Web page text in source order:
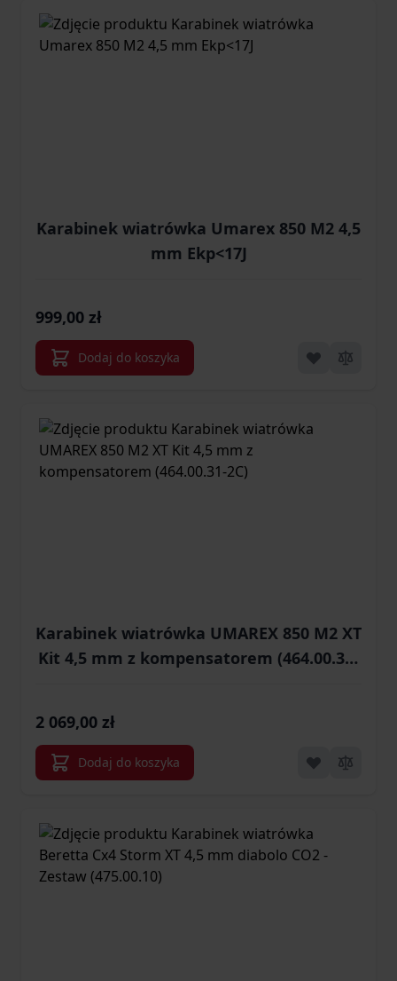
Karabinek wiatrówka Umarex 850 M2 4,5
mm Ekp<17J
999,00 zł
Dodaj do koszyka
Karabinek wiatrówka UMAREX 850 M2 XT
Kit 4,5 mm z kompensatorem (464.00.31-
2 069,00 zł
Dodaj do koszyka